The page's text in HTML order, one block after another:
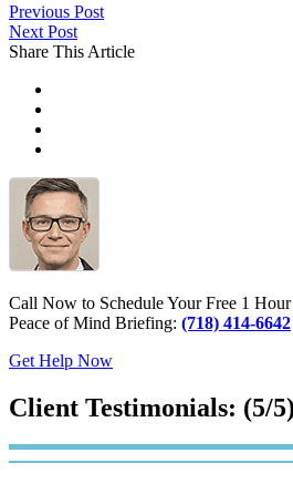
Previous Post
Next Post
Share This Article
Call Now to Schedule Your Free 1 Hour
Peace of Mind Briefing: (718) 414-6642
Get Help Now
Client Testimonials: (5/5)